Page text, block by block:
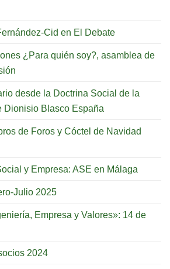
Cid en El Debate
¿Para quién soy?, asamblea de
desde la Doctrina Social de la
Dionisio Blasco España
de Foros y Cóctel de Navidad
y Empresa: ASE en Málaga
Julio 2025
Empresa y Valores»: 14 de
2024